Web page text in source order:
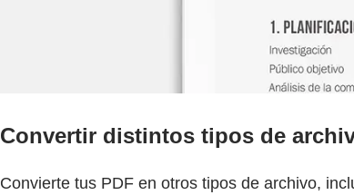
Convertir distintos tipos de
Convierte tus PDF en otros tipos de archivo,